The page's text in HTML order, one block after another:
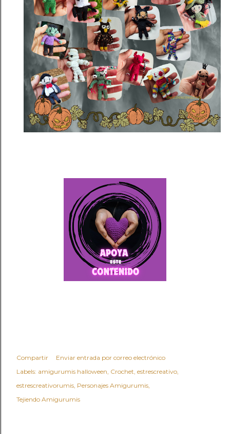
Compartir
Enviar entrada por correo electrónico
Labels: amigurumis halloween Crochet estrescreativo
estrescreativorumis Personajes Amigurumis
Tejiendo Amigurumis